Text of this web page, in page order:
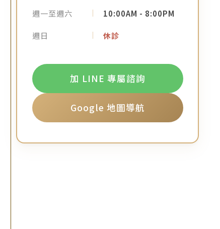
週一至週六
10:00AM - 8:00PM
週日
休診
加 LINE 專屬諮詢
Google 地圖導航